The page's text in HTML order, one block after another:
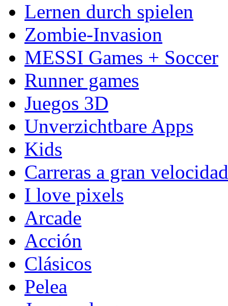
Lernen durch spielen
Zombie-Invasion
MESSI Games + Soccer
Runner games
Juegos 3D
Unverzichtbare Apps
Kids
Carreras a gran velocidad
I love pixels
Arcade
Acción
Clásicos
Pelea